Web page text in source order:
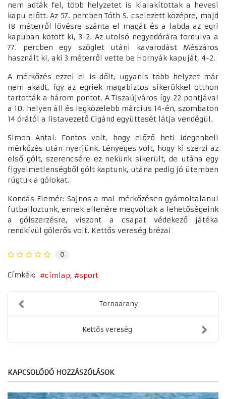
nem adták fel, több helyzetet is kialakítottak a hevesi
kapu előtt. Az 57. percben Tóth S. cselezett középre, majd
18 méterről lövésre szánta el magát és a labda az egri
kapuban kötött ki, 3-2. Az utolsó negyedórára fordulva a
77. percben egy szöglet utáni kavarodást Mészáros
használt ki, aki 3 méterről vette be Hornyák kapuját, 4-2.
A mérkőzés ezzel el is dőlt, ugyanis több helyzet már
nem akadt, így az egriek magabiztos sikerükkel otthon
tartották a három pontot. A Tiszaújváros így 22 pontjával
a 10. helyen áll és legközelebb március 14-én, szombaton
14 órától a listavezető Cigánd együttesét látja vendégül.
Simon Antal: Fontos volt, hogy előző heti idegenbeli
mérkőzés után nyerjünk. Lényeges volt, hogy ki szerzi az
első gólt, szerencsére ez nekünk sikerült, de utána egy
figyelmetlenségből gólt kaptunk, utána pedig jó ütemben
rúgtuk a gólokat.
Kondás Elemér: Sajnos a mai mérkőzésen gyámoltalanul
futballoztunk, ennek ellenére megvoltak a lehetőségeink
a gólszerzésre, viszont a csapat védekező játéka
rendkívül gólerős volt. Kettős vereség brézai
0
Címkék: címlap sport
Tornaarany
Kettős vereség
KAPCSOLÓDÓ HOZZÁSZÓLÁSOK